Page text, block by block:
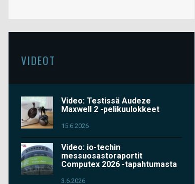
VIDEOT
Video: Testissä Audeze
Maxwell 2 -pelikuulokkeet
15.6.2026
Video: io-techin
messuosastoraportit
Computex 2026 -tapahtumasta
3.6.2026